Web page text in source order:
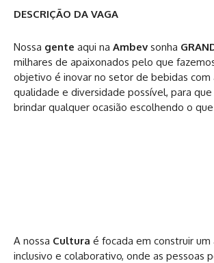
DESCRIÇÃO DA VAGA
Nossa gente aqui na Ambev sonha
milhares de apaixonados pelo que
objetivo é inovar no setor de bebidas com
qualidade e diversidade possível, para
brindar qualquer ocasião escolhendo o
A nossa Cultura é focada em construir
inclusivo e colaborativo, onde as pessoas